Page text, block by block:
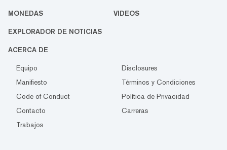
MONEDAS VIDEOS
EXPLORADOR DE NOTICIAS
ACERCA DE
Equipo
Disclosures
Manifiesto
Términos y Condiciones
Code of Conduct
Política de Privacidad
Contacto
Carreras
Trabajos